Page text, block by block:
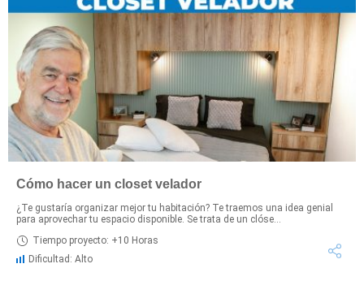
Cómo hacer un closet velador
¿Te gustaría organizar mejor tu habitación? Te traemos una idea genial
para aprovechar tu espacio disponible. Se trata de un clóse...
Tiempo proyecto: +10 Horas
Dificultad: Alto